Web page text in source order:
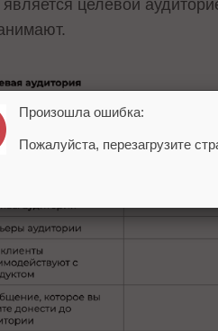
целевой
Произошла ошибка:
Пожалуйста, перезагрузите